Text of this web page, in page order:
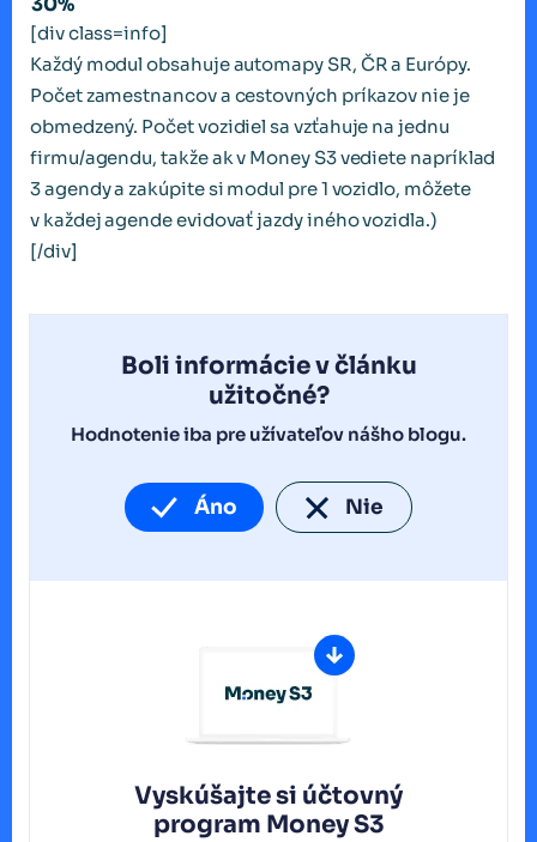
[div class=info]
Každý modul obsahuje automapy SR, ČR a Európy.
Počet zamestnancov a cestovných príkazov nie je
obmedzený. Počet vozidiel sa vzťahuje na jednu
firmu/agendu, takže ak v Money S3 vediete napríklad
3 agendy a zakúpite si modul pre 1 vozidlo, môžete
v každej agende evidovať jazdy iného vozidla.)
[/div]
Boli informácie v článku
užitočné?
Hodnotenie iba pre užívateľov nášho blogu.
Áno Nie
Vyskúšajte si účtovný
program Money S3